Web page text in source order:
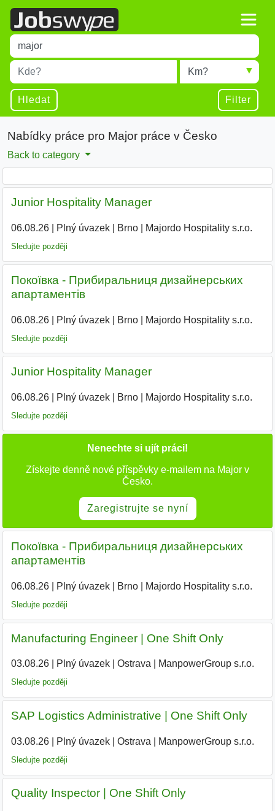
Title
Type 1 or more characters for results.
Místo
Type 1 or more characters for results.
Radius
Hledat Filter
Nabídky práce pro Major práce v Česko
Back to category
Junior Hospitality Manager
06.08.26| Plný úvazek| Brno| Majordo Hospitality s.r.o.
Sledujte později
Покоївка - Прибиральниця дизайнерських
апартаментів
06.08.26| Plný úvazek| Brno| Majordo Hospitality s.r.o.
Sledujte později
Junior Hospitality Manager
06.08.26| Plný úvazek| Brno| Majordo Hospitality s.r.o.
Sledujte později
Nenechte si ujít práci!
Získejte denně nové příspěvky e-mailem na Major v
Česko.
Zaregistrujte se nyní
Покоївка - Прибиральниця дизайнерських
апартаментів
06.08.26| Plný úvazek| Brno| Majordo Hospitality s.r.o.
Sledujte později
Manufacturing Engineer | One Shift Only
03.08.26| Plný úvazek| Ostrava ManpowerGroup s.r.o.
Sledujte později
SAP Logistics Administrative | One Shift Only
03.08.26| Plný úvazek| Ostrava ManpowerGroup s.r.o.
Sledujte později
Quality Inspector | One Shift Only